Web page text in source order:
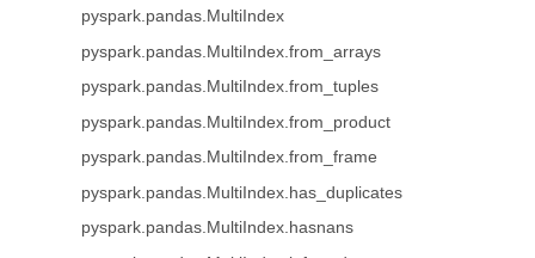
pyspark.pandas.MultiIndex
pyspark.pandas.MultiIndex.from_arrays
pyspark.pandas.MultiIndex.from_tuples
pyspark.pandas.MultiIndex.from_product
pyspark.pandas.MultiIndex.from_frame
pyspark.pandas.MultiIndex.has_duplicates
pyspark.pandas.MultiIndex.hasnans